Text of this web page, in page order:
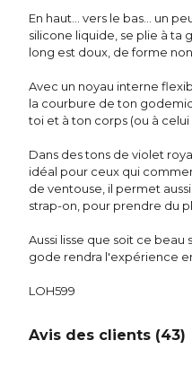
En haut... vers le bas... un
silicone liquide, se plie à ta
long est doux, de forme
Avec un noyau interne
la courbure de ton
toi et à ton corps (ou à
Dans des tons de violet
idéal pour ceux qui
de ventouse, il permet
strap-on, pour prendre du
Aussi lisse que soit ce
gode rendra l'expérience
LOH599
Avis des clients (43)